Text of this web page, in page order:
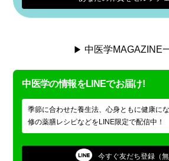
中医学MAGAZINE
中医学の情報をLINEでお届け!
季節に合わせた養生法、心身ともに健康に
修の薬膳レシピなどをLINE限定で配信中！
今すぐ友だち登録（無